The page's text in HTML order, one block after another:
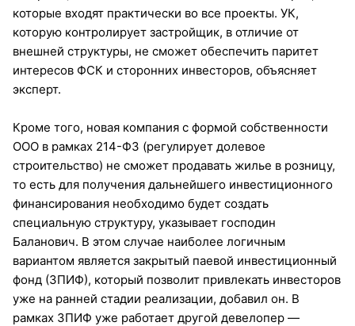
которые входят практически во все проекты. УК,
которую контролирует застройщик, в отличие от
внешней структуры, не сможет обеспечить паритет
интересов ФСК и сторонних инвесторов, объясняет
эксперт.
Кроме того, новая компания с формой собственности
ООО в рамках 214-ФЗ (регулирует долевое
строительство) не сможет продавать жилье в розницу,
то есть для получения дальнейшего инвестиционного
финансирования необходимо будет создать
специальную структуру, указывает господин
Баланович. В этом случае наиболее логичным
вариантом является закрытый паевой инвестиционный
фонд (ЗПИФ), который позволит привлекать инвесторов
уже на ранней стадии реализации, добавил он. В
рамках ЗПИФ уже работает другой девелопер —